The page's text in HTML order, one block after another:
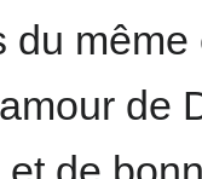
du
de